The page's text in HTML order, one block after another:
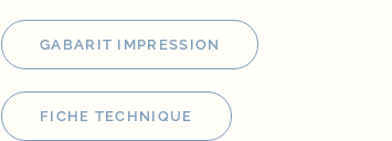
GABARIT IMPRESSION
FICHE TECHNIQUE